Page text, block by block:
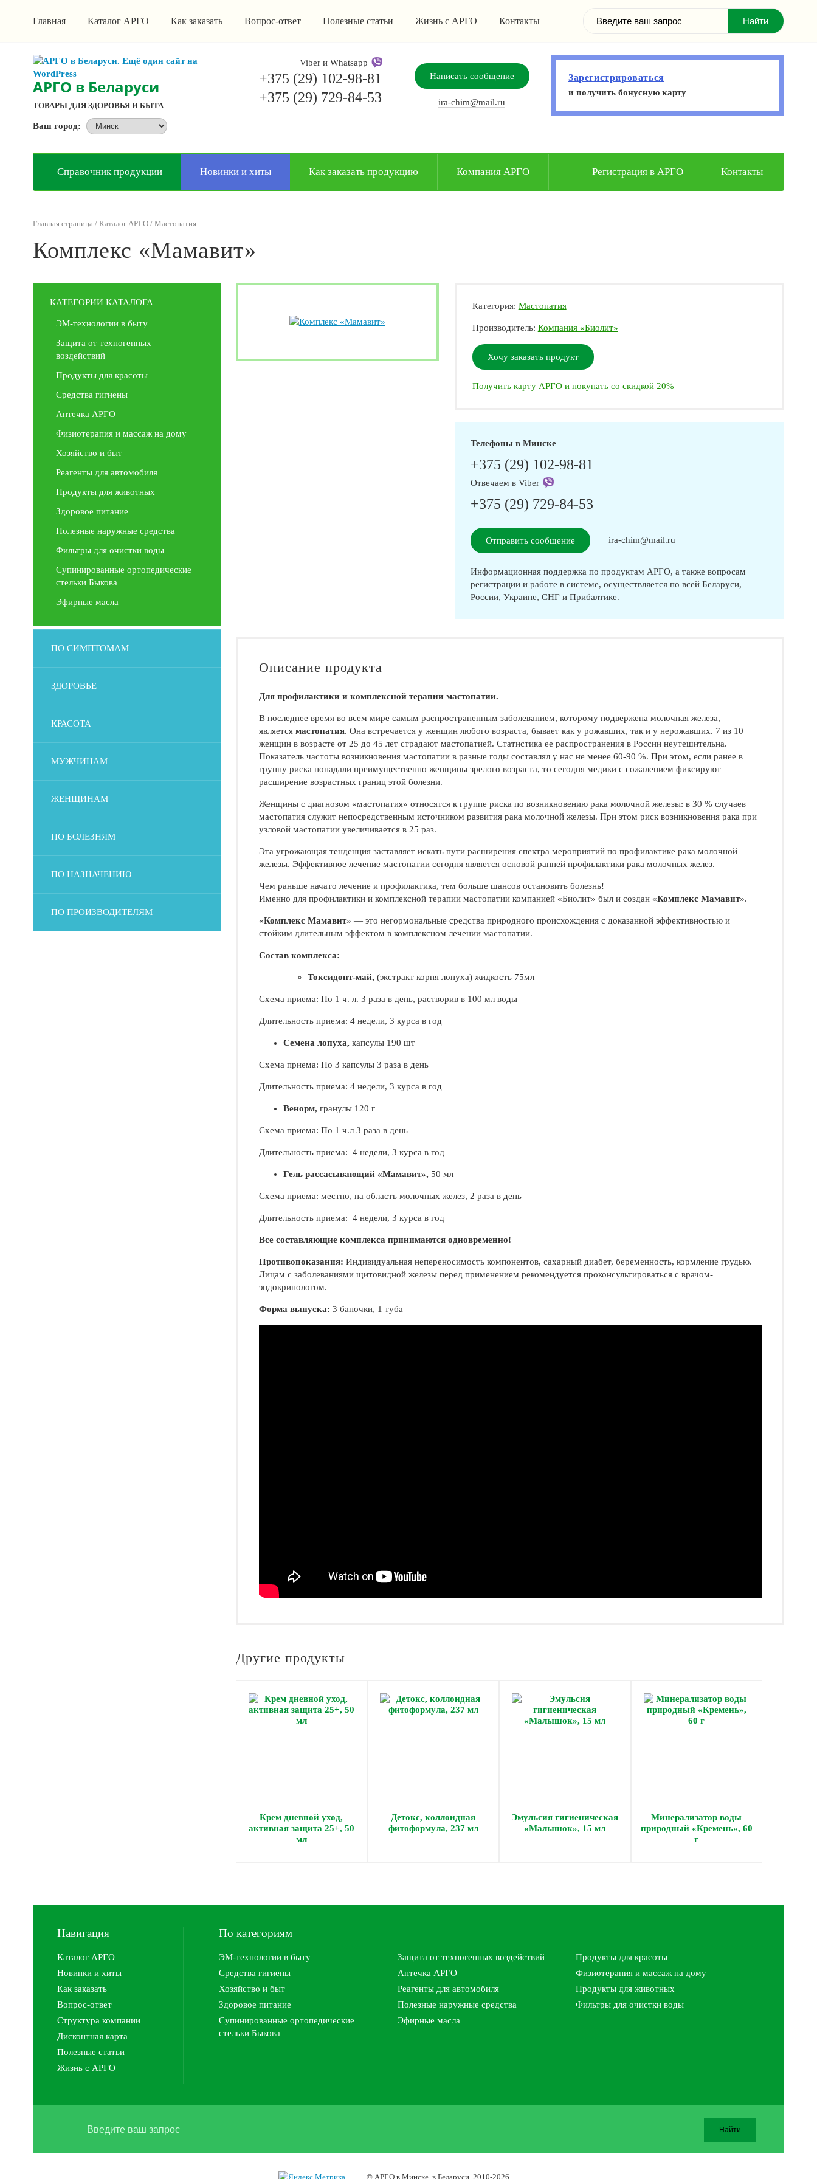
Главная Каталог АРГО Как заказать Вопрос-ответ Полезные статьи Жизнь с АРГО Контакты
АРГО в Беларуси
ТОВАРЫ ДЛЯ ЗДОРОВЬЯ И БЫТА
Ваш город:
Viber и Whatsapp
+375 (29) 102-98-81
+375 (29) 729-84-53
Написать сообщение
ira-chim@mail.ru
Зарегистрироваться
и получить бонусную карту
Справочник продукции Новинки и хиты Как заказать продукцию Компания АРГО Регистрация в АРГО Контакты
Главная страница/ Каталог АРГО/ Мастопатия
Комплекс «Мамавит»
Категория: Мастопатия
Производитель: Компания «Биолит»
Хочу заказать продукт
Получить карту АРГО и покупать со скидкой 20%
Телефоны в Минске
+375 (29) 102-98-81
Отвечаем в Viber
+375 (29) 729-84-53
Отправить сообщение ira-chim@mail.ru
Информационная поддержка по продуктам АРГО, а также вопросам
регистрации и работе в системе, осуществляется по всей Беларуси,
России, Украине, СНГ и Прибалтике.
Описание продукта
Для профилактики и комплексной терапии мастопатии.
В последнее время во всем мире самым распространенным заболеванием, которому подвержена молочная железа,
является мастопатия. Она встречается у женщин любого возраста, бывает как у рожавших, так и у нерожавших. 7 из 10
женщин в возрасте от 25 до 45 лет страдают мастопатией. Статистика ее распространения в России неутешительна.
Показатель частоты возникновения мастопатии в разные годы составлял у нас не менее 60-90 %. При этом, если ранее в
группу риска попадали преимущественно женщины зрелого возраста, то сегодня медики с сожалением фиксируют
расширение возрастных границ этой болезни.
Женщины с диагнозом «мастопатия» относятся к группе риска по возникновению рака молочной железы: в 30 % случаев
мастопатия служит непосредственным источником развития рака молочной железы. При этом риск возникновения рака при
узловой мастопатии увеличивается в 25 раз.
Эта угрожающая тенденция заставляет искать пути расширения спектра мероприятий по профилактике рака молочной
железы. Эффективное лечение мастопатии сегодня является основой ранней профилактики рака молочных желез.
Чем раньше начато лечение и профилактика, тем больше шансов остановить болезнь!
Именно для профилактики и комплексной терапии мастопатии компанией «Биолит» был и создан «Комплекс Мамавит».
«Комплекс Мамавит» — это негормональные средства природного происхождения с доказанной эффективностью и
стойким длительным эффектом в комплексном лечении мастопатии.
Состав комплекса:
Токсидонт-май, (экстракт корня лопуха) жидкость 75мл
Схема приема: По 1 ч. л. 3 раза в день, растворив в 100 мл воды
Длительность приема: 4 недели, 3 курса в год
Семена лопуха, капсулы 190 шт
Схема приема: По 3 капсулы 3 раза в день
Длительность приема: 4 недели, 3 курса в год
Венорм, гранулы 120 г
Схема приема: По 1 ч.л 3 раза в день
Длительность приема: 4 недели, 3 курса в год
Гель рассасывающий «Мамавит», 50 мл
Схема приема: местно, на область молочных желез, 2 раза в день
Длительность приема: 4 недели, 3 курса в год
Все составляющие комплекса принимаются одновременно!
Противопоказания: Индивидуальная непереносимость компонентов, сахарный диабет, беременность, кормление грудью.
Лицам с заболеваниями щитовидной железы перед применением рекомендуется проконсультироваться с врачом-
эндокринологом.
Форма выпуска: 3 баночки, 1 туба
Другие продукты
Крем дневной уход,
активная защита 25+, 50
мл
Детокс, коллоидная
фитоформула, 237 мл
Эмульсия гигиеническая
«Малышок», 15 мл
Минерализатор воды
природный «Кремень», 60
г
КАТЕГОРИИ КАТАЛОГА
ЭМ-технологии в быту
Защита от техногенных
воздействий
Продукты для красоты
Средства гигиены
Аптечка АРГО
Физиотерапия и массаж на дому
Хозяйство и быт
Реагенты для автомобиля
Продукты для животных
Здоровое питание
Полезные наружные средства
Фильтры для очистки воды
Супинированные ортопедические
стельки Быкова
Эфирные масла
ПО СИМПТОМАМ
ЗДОРОВЬЕ
КРАСОТА
МУЖЧИНАМ
ЖЕНЩИНАМ
ПО БОЛЕЗНЯМ
ПО НАЗНАЧЕНИЮ
ПО ПРОИЗВОДИТЕЛЯМ
Навигация
Каталог АРГО
Новинки и хиты
Как заказать
Вопрос-ответ
Структура компании
Дисконтная карта
Полезные статьи
Жизнь с АРГО
По категориям
ЭМ-технологии в быту Защита от техногенных воздействий
Продукты для красоты
Средства гигиены
Аптечка АРГО
Физиотерапия и массаж на дому
Хозяйство и быт
Реагенты для автомобиля
Продукты для животных
Здоровое питание
Полезные наружные средства
Фильтры для очистки воды
Супинированные ортопедические
стельки Быкова
Эфирные масла
© АРГО в Минске, в Беларуси, 2010-2026